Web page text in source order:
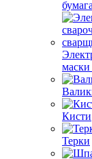
Кисти
Терки